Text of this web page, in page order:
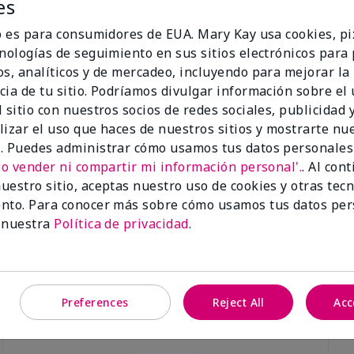
3D Foundation
rosados fríos)
Skinvigorate™ Duo Facial
especial†
es para consumidores de EUA. Mary Kay usa cookies,
de seguimiento en sus sitios electrónicos para
analíticos y de mercadeo, incluyendo para mejorar la
de tu sitio. Podríamos divulgar información sobre el
sitio con nuestros socios de redes sociales, publicidad
el uso que haces de nuestros sitios y mostrarte
Puedes administrar cómo usamos tus datos
vender ni compartir mi información personal'.. Al
sitio, aceptas nuestro uso de cookies y otras
Para conocer más sobre cómo usamos tus datos
Política de privacidad.
Preferences Reject All